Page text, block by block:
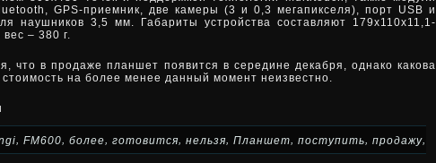
GPS-приемник, две камеры (3 и 0,3 мегапикселя), порт USB и
наушников 3,5 мм. Габариты устройства составляют 179x110x11,1-
– 380 г.
что в продаже планшет появится в середине декабря, однако какова
стоимость на более менее данный момент неизвестно.
, FM600, более, готовится, нельзя, Планшет, поступить, продажу,